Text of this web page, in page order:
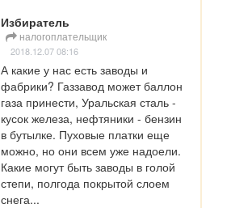
Избиратель
налогоплательщик
2018.12.07 08:16
А какие у нас есть заводы и
фабрики? Газзавод может баллон
газа принести, Уральская сталь -
кусок железа, нефтяники - бензин
в бутылке. Пуховые платки еще
можно, но они всем уже надоели.
Какие могут быть заводы в голой
степи, полгода покрытой слоем
снега...